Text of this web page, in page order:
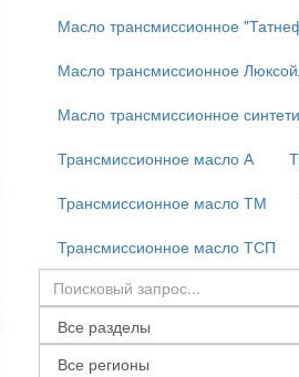
Масло трансмиссионное
Масло трансмиссионное
Масло трансмиссионное
Трансмиссионное масло А
Трансмиссионное масло ТМ
Трансмиссионное масло ТСП